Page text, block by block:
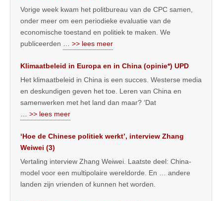
Vorige week kwam het politbureau van de CPC samen,
onder meer om een periodieke evaluatie van de
economische toestand en politiek te maken. We
publiceerden
… >> lees meer
Klimaatbeleid in Europa en in China (opinie*) UPD
Het klimaatbeleid in China is een succes. Westerse media
en deskundigen geven het toe. Leren van China en
samenwerken met het land dan maar? ‘Dat
… >> lees meer
‘Hoe de Chinese politiek werkt’, interview Zhang
Weiwei (3)
Vertaling interview Zhang Weiwei. Laatste deel: China-
model voor een multipolaire wereldorde. En … andere
landen zijn vrienden of kunnen het worden.